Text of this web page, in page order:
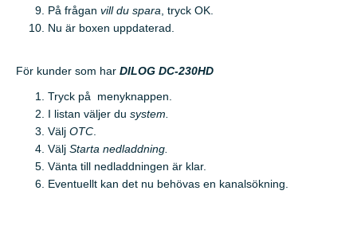
På frågan vill du spara , tryck OK.
Nu är boxen uppdaterad.
För kunder som har DILOG DC-230HD
Tryck på menyknappen.
I listan väljer du system.
Välj OTC
Välj Starta nedladdning.
Vänta till nedladdningen är klar.
Eventuellt kan det nu behövas en kanalsökning.